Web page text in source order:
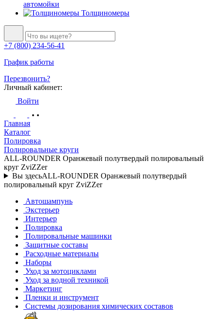
автомойки
Толщиномеры
+7 (800) 234-56-41
График работы
Перезвонить?
Личный кабинет:
Войти
Главная
Каталог
Полировка
Полировальные круги
ALL-ROUNDER Оранжевый полутвердый полировальный
круг ZviZZer
Вы здесьALL-ROUNDER Оранжевый полутвердый
полировальный круг ZviZZer
Автошампунь
Экстерьер
Интерьер
Полировка
Полировальные машинки
Защитные составы
Расходные материалы
Наборы
Уход за мотоциклами
Уход за водной техникой
Маркетинг
Пленки и инструмент
Системы дозирования химических составов